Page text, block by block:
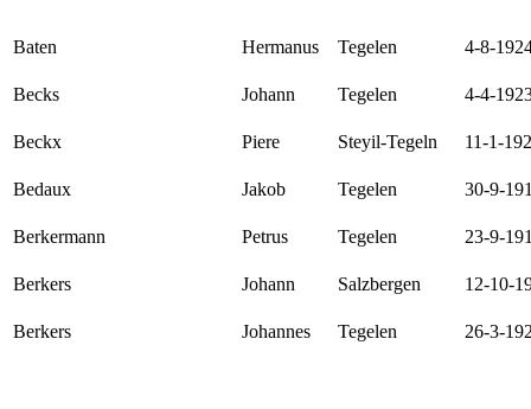
Baten Hermanus Tegelen 4-8-
Becks Johann Tegelen 4-4-
Beckx Piere Steyil-Tegeln 11-1-
Bedaux Jakob Tegelen 30-9-
Berkermann Petrus Tegelen 23-9-
Berkers Johann Salzbergen 12-10-
Berkers Johannes Tegelen 26-3-